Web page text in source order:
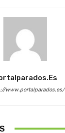
www.portalparados.es/